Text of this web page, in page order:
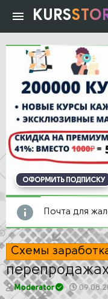
KURS
ОФОРМИТЬ ПОДПИСКУ
Почта для
Схемы
А
Moderator
Д